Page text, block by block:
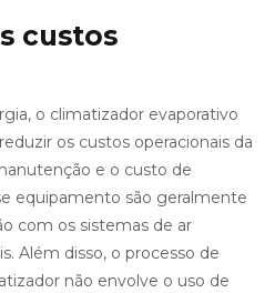
custos
o climatizador evaporativo
os custos operacionais da
e o custo de
equipamento são geralmente
com os sistemas de ar
Além disso, o processo de
não envolve o uso de